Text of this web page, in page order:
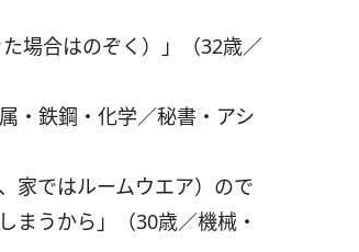
場合はのぞく）」（32歳／
・鉄鋼・化学／秘書・アシ
家ではルームウエア）ので
まうから」（30歳／機械・